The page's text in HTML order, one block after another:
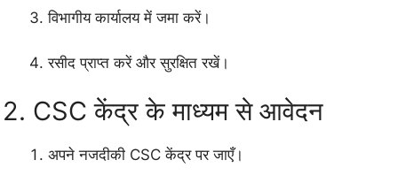
विभागीय कार्यालय में जमा करें।
रसीद प्राप्त करें और सुरक्षित रखें।
2. CSC केंद्र के माध्यम से आवेदन
अपने नजदीकी CSC केंद्र पर जाएँ।